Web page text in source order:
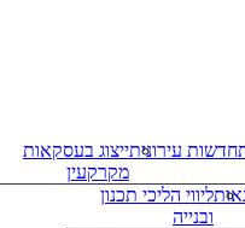
עירוניתייצוג בעסקאות
מקרקעין
הליכי תכנון
ובנייה